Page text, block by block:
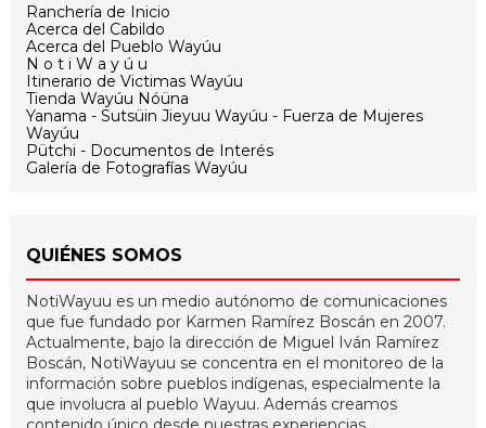
Ranchería de Inicio
Acerca del Cabildo
Acerca del Pueblo Wayúu
N o t i W a y ú u
Itinerario de Victimas Wayúu
Tienda Wayúu Nóüna
Yanama - Sutsüin Jieyuu Wayúu - Fuerza de Mujeres
Wayúu
Pütchi - Documentos de Interés
Galería de Fotografías Wayúu
QUIÉNES SOMOS
NotiWayuu es un medio autónomo de comunicaciones
que fue fundado por Karmen Ramírez Boscán en 2007.
Actualmente, bajo la dirección de Miguel Iván Ramírez
Boscán, NotiWayuu se concentra en el monitoreo de la
información sobre pueblos indígenas, especialmente la
que involucra al pueblo Wayuu. Además creamos